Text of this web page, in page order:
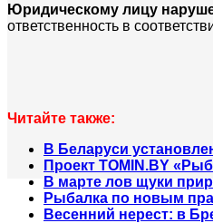
Юридическому лицу
ответственность в
Читайте также:
В Беларуси
Проект TOMIN.BY
В марте лов щуки
Рыбалка по новым
Весенний нерест: в